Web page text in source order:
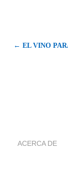
← EL VINO
ACERCA DE